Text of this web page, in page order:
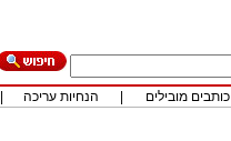
כותבים מובילים הנחיות עריכה